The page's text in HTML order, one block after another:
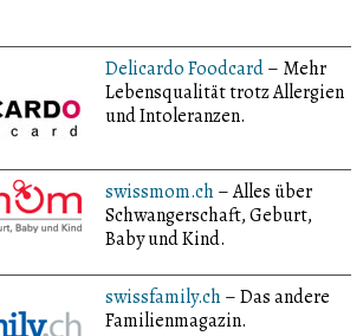
Delicardo Foodcard– Mehr
Lebensqualität trotz Allergien
und Intoleranzen.
swissmom.ch– Alles über
Schwangerschaft, Geburt,
Baby und Kind.
swissfamily.ch– Das andere
Familienmagazin.